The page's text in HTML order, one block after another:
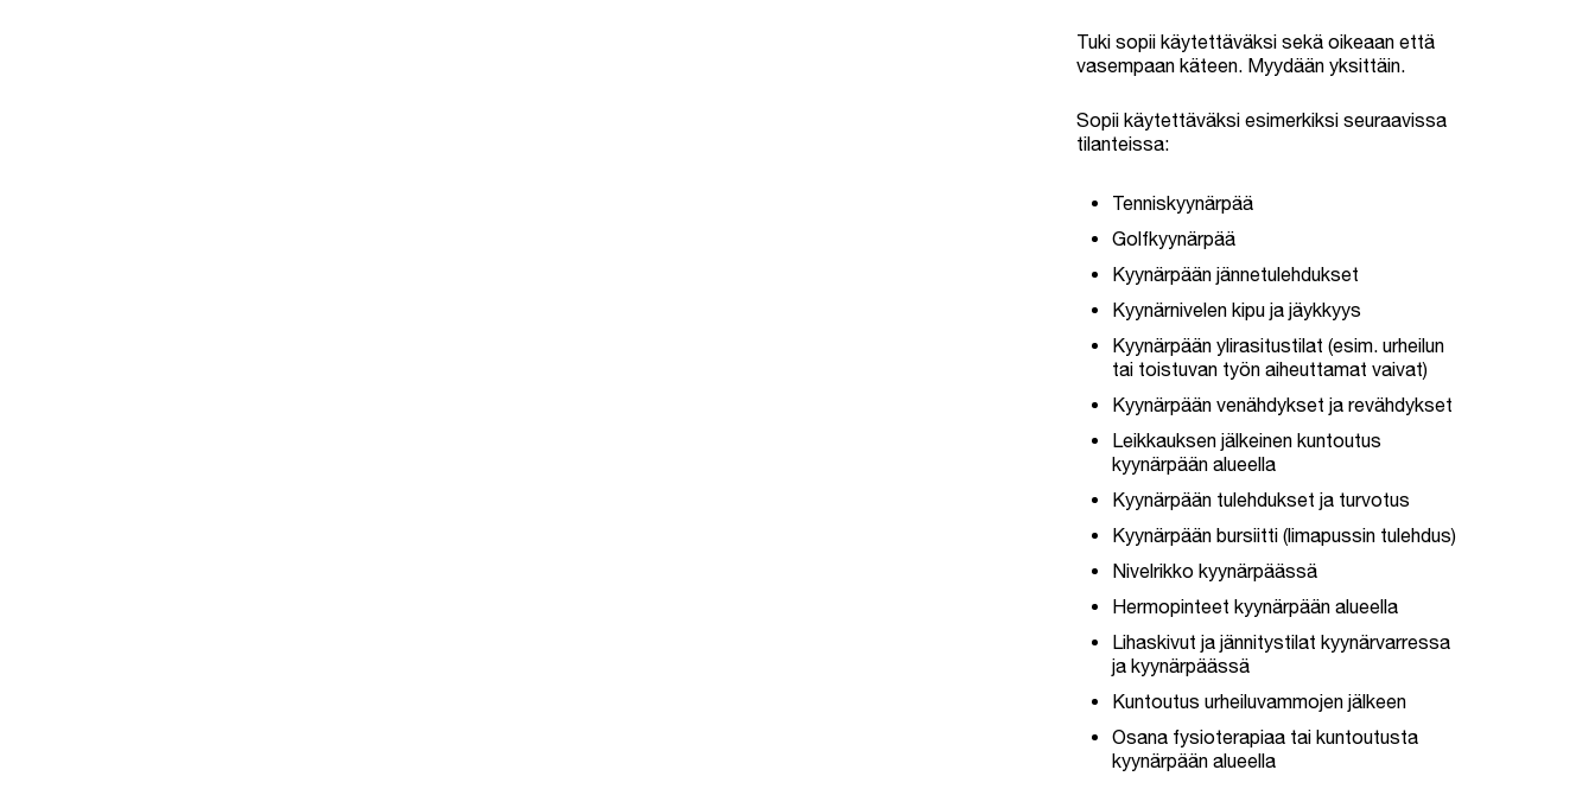
Tuki sopii käytettäväksi sekä oikeaan että
vasempaan käteen. Myydään yksittäin.
Sopii käytettäväksi esimerkiksi seuraavissa
tilanteissa:
Tenniskyynärpää
Golfkyynärpää
Kyynärpään jännetulehdukset
Kyynärnivelen kipu ja jäykkyys
Kyynärpään ylirasitustilat (esim. urheilun
tai toistuvan työn aiheuttamat vaivat)
Kyynärpään venähdykset ja revähdykset
Leikkauksen jälkeinen kuntoutus
kyynärpään alueella
Kyynärpään tulehdukset ja turvotus
Kyynärpään bursiitti (limapussin tulehdus)
Nivelrikko kyynärpäässä
Hermopinteet kyynärpään alueella
Lihaskivut ja jännitystilat kyynärvarressa
ja kyynärpäässä
Kuntoutus urheiluvammojen jälkeen
Osana fysioterapiaa tai kuntoutusta
kyynärpään alueella